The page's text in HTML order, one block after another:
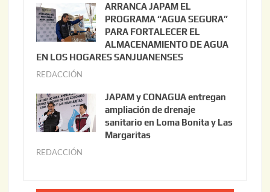
3
,
2
0
i
o
2
2
0
ARRANCA JAPAM EL
PROGRAMA “AGUA SEGURA”
PARA FORTALECER EL
ALMACENAMIENTO DE AGUA
EN LOS HOGARES SANJUANENSES
REDACCIÓN
l
i
o
,
JAPAM y CONAGUA entregan
ampliación de drenaje
sanitario en Loma Bonita y Las
Margaritas
REDACCIÓN
l